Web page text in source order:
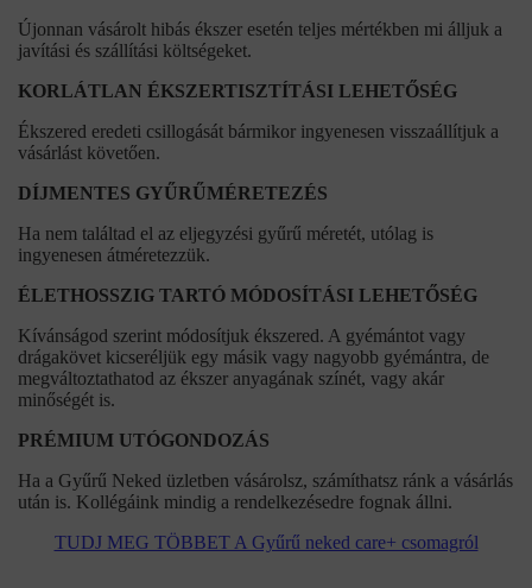
Újonnan vásárolt hibás ékszer esetén teljes mértékben mi álljuk a
javítási és szállítási költségeket.
KORLÁTLAN ÉKSZERTISZTÍTÁSI LEHETŐSÉG
Ékszered eredeti csillogását bármikor ingyenesen visszaállítjuk a
vásárlást követően.
DÍJMENTES GYŰRŰMÉRETEZÉS
Ha nem találtad el az eljegyzési gyűrű méretét, utólag is
ingyenesen átméretezzük.
ÉLETHOSSZIG TARTÓ MÓDOSÍTÁSI LEHETŐSÉG
Kívánságod szerint módosítjuk ékszered. A gyémántot vagy
drágakövet kicseréljük egy másik vagy nagyobb gyémántra, de
megváltoztathatod az ékszer anyagának színét, vagy akár
minőségét is.
PRÉMIUM UTÓGONDOZÁS
Ha a Gyűrű Neked üzletben vásárolsz, számíthatsz ránk a vásárlás
után is. Kollégáink mindig a rendelkezésedre fognak állni.
TUDJ MEG TÖBBET A Gyűrű neked care+ csomagról